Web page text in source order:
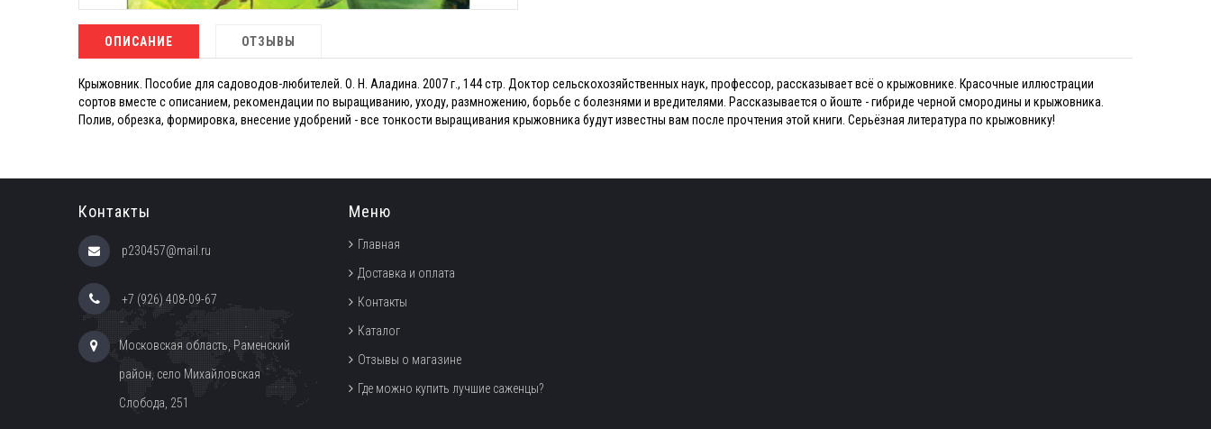
ОПИСАНИЕ ОТЗЫВЫ
Крыжовник. Пособие для садоводов-любителей. О. Н. Аладина. 2007 г., 144 стр. Доктор сельскохозяйственных наук, профессор, рассказывает всё о крыжовнике. Красочные иллюстрации
сортов вместе с описанием, рекомендации по выращиванию, уходу, размножению, борьбе с болезнями и вредителями. Рассказывается о йоште - гибриде черной смородины и крыжовника.
Полив, обрезка, формировка, внесение удобрений - все тонкости выращивания крыжовника будут известны вам после прочтения этой книги. Серьёзная литература по крыжовнику!
Контакты
p230457@mail.ru
+7 (926) 408-09-67
Московская область, Раменский
район, село Михайловская
Слобода, 251
Меню
Главная
Доставка и оплата
Контакты
Каталог
Отзывы о магазине
Где можно купить лучшие саженцы?